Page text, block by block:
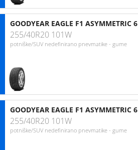
GOODYEAR EAGLE F1 ASYMMETRIC 6
255/40R20 101W
potniške/SUV nedefinirano pnevmatike - gume
GOODYEAR EAGLE F1 ASYMMETRIC 6
255/40R20 101W
potniške/SUV nedefinirano pnevmatike - gume